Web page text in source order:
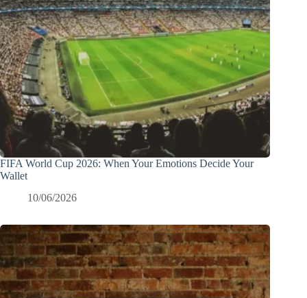
FIFA World Cup 2026: When Your Emotions Decide Your
Wallet
10/06/2026